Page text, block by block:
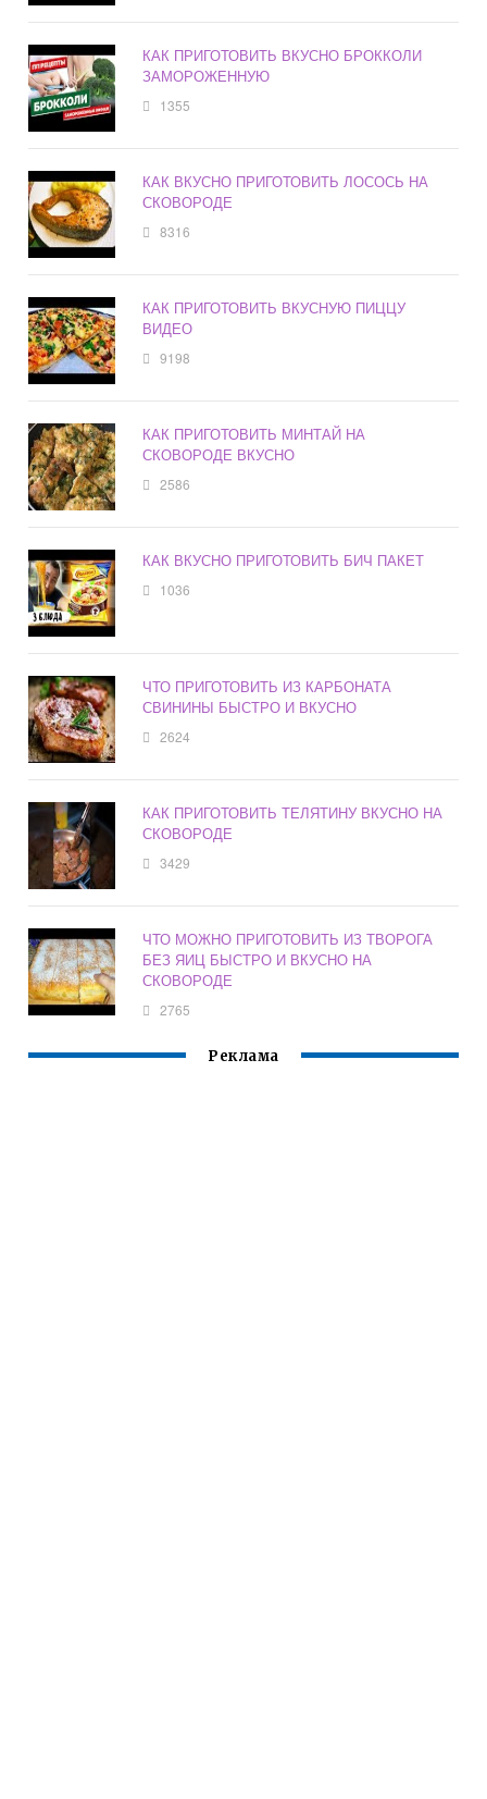
КАК ПРИГОТОВИТЬ ВКУСНО БРОККОЛИ
ЗАМОРОЖЕННУЮ
1355
КАК ВКУСНО ПРИГОТОВИТЬ ЛОСОСЬ НА
СКОВОРОДЕ
8316
КАК ПРИГОТОВИТЬ ВКУСНУЮ ПИЦЦУ
ВИДЕО
9198
КАК ПРИГОТОВИТЬ МИНТАЙ НА
СКОВОРОДЕ ВКУСНО
2586
КАК ВКУСНО ПРИГОТОВИТЬ БИЧ ПАКЕТ
1036
ЧТО ПРИГОТОВИТЬ ИЗ КАРБОНАТА
СВИНИНЫ БЫСТРО И ВКУСНО
2624
КАК ПРИГОТОВИТЬ ТЕЛЯТИНУ ВКУСНО НА
СКОВОРОДЕ
3429
ЧТО МОЖНО ПРИГОТОВИТЬ ИЗ ТВОРОГА
БЕЗ ЯИЦ БЫСТРО И ВКУСНО НА
СКОВОРОДЕ
2765
Реклама